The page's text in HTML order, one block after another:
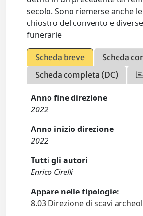
secolo. Sono riemerse anche
chiostro del convento e
funerarie
Scheda breve
Scheda
Scheda completa (DC)
Anno fine direzione
2022
Anno inizio direzione
2022
Tutti gli autori
Enrico Cirelli
Appare nelle tipologie:
8.03 Direzione di scavi